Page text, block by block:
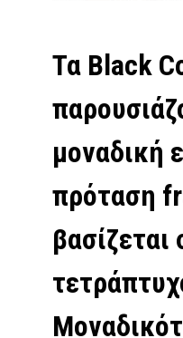
Τα Black
μοναδική
πρόταση
βασίζεται